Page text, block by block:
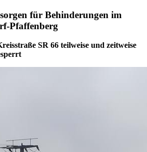
für Behinderungen im
Pfaffenberg
SR 66 teilweise und zeitweise